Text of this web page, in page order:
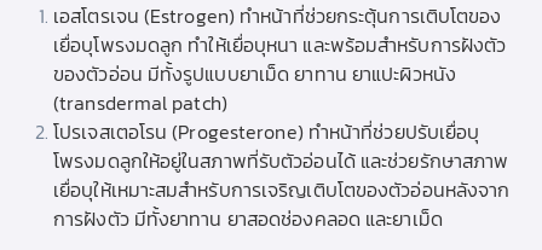
เอสโตรเจน (Estrogen) ทำหน้าที่ช่วยกระตุ้นการเติบโตของ
เยื่อบุโพรงมดลูก ทำให้เยื่อบุหนา และพร้อมสำหรับการฝังตัว
ของตัวอ่อน มีทั้งรูปแบบยาเม็ด ยาทาน ยาแปะผิวหนัง
(transdermal patch)
โปรเจสเตอโรน (Progesterone) ทำหน้าที่ช่วยปรับเยื่อบุ
โพรงมดลูกให้อยู่ในสภาพที่รับตัวอ่อนได้ และช่วยรักษาสภาพ
เยื่อบุให้เหมาะสมสำหรับการเจริญเติบโตของตัวอ่อนหลังจาก
การฝังตัว มีทั้งยาทาน ยาสอดช่องคลอด และยาเม็ด